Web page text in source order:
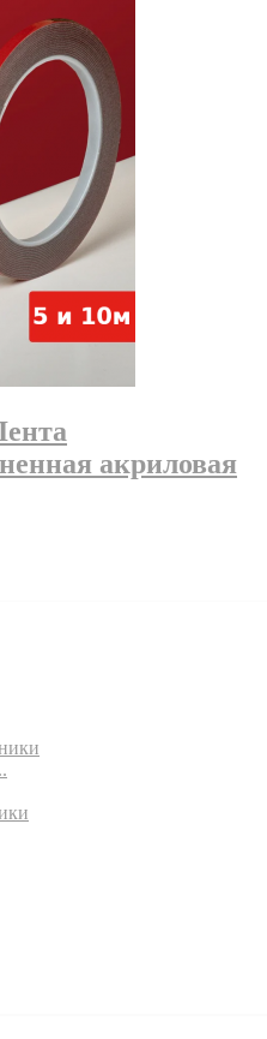
акриловая